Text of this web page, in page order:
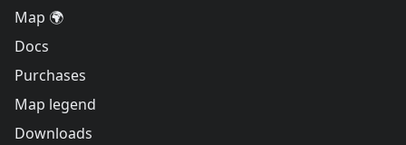
Map 🌍
Docs
Purchases
Map legend
Downloads